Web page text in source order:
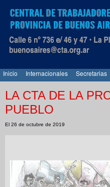
Inicio Internacionales Secretarias
LA CTA DE LA
PUEBLO
El 26 de octubre de 2019